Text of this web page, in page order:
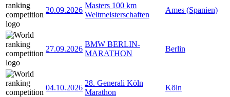
20.09.2026
Masters 100 km
Weltmeisterschaften
Ames (Spanien)
27.09.2026
BMW BERLIN-
MARATHON
Berlin
04.10.2026
28. Generali Köln
Marathon
Köln